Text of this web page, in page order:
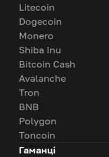
Litecoin
Dogecoin
Monero
Shiba Inu
Bitcoin Cash
Avalanche
Tron
BNB
Polygon
Toncoin
Гаманці